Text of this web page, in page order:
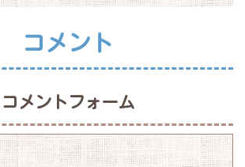
コメント
コメントフォーム